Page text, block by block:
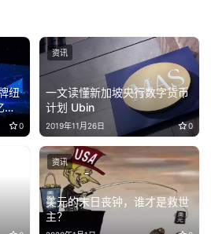
纽
美
0
一文读懂新加坡央行数字货币
计划 Ubin
2019年11月26日 0
资讯
美元的末日丧钟，谁才是救世
主？
资讯